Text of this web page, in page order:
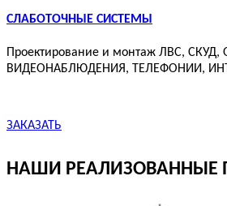
СЛАБОТОЧНЫЕ СИСТЕМЫ
Проектирование и монтаж ЛВС, СКУД,
ВИДЕОНАБЛЮДЕНИЯ, ТЕЛЕФОНИИ,
ЗАКАЗАТЬ
НАШИ РЕАЛИЗОВАННЫЕ